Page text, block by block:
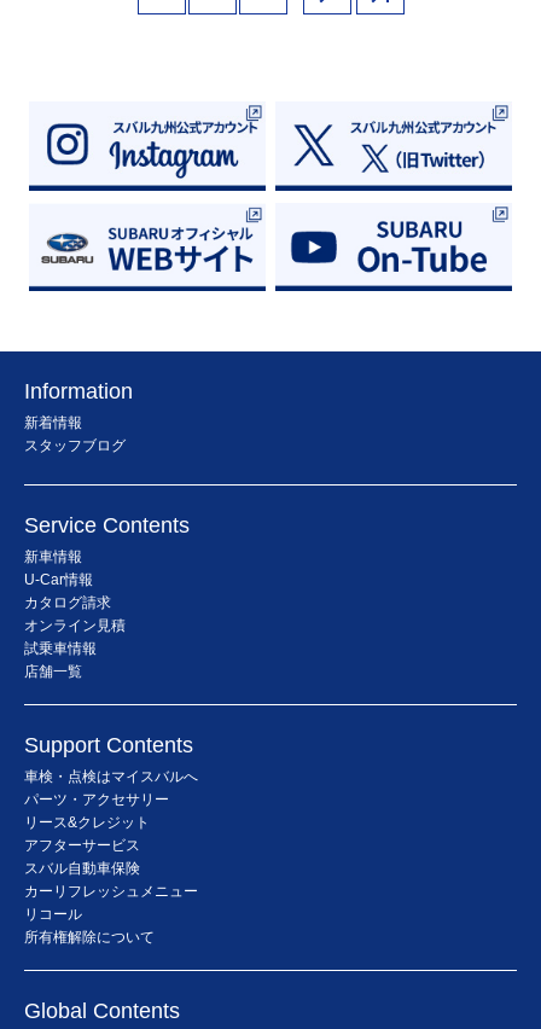
Information
新着情報
スタッフブログ
Service Contents
新車情報
U-Car情報
カタログ請求
オンライン見積
試乗車情報
店舗一覧
Support Contents
車検・点検はマイスバルへ
パーツ・アクセサリー
リース&クレジット
アフターサービス
スバル自動車保険
カーリフレッシュメニュー
リコール
所有権解除について
Global Contents